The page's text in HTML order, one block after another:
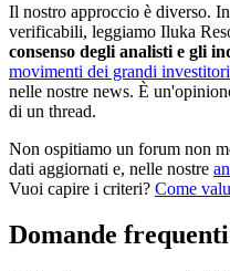
Il nostro approccio è diverso.
verificabili, leggiamo Iluka
consenso degli analisti e gli
movimenti dei grandi
nelle nostre news. È
di un thread.
Non ospitiamo un forum non
dati aggiornati e, nelle nostre
Vuoi capire i criteri? Come
Domande